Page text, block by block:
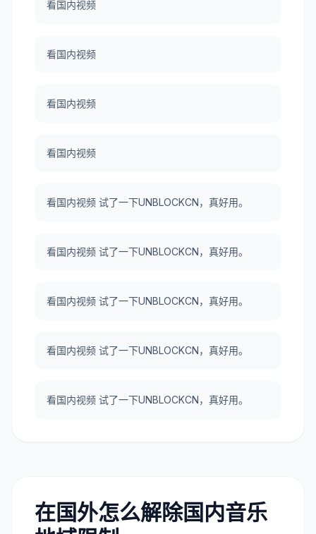
看国内视频
看国内视频
看国内视频
看国内视频
看国内视频 试了一下UNBLOCKCN，真好用。
看国内视频 试了一下UNBLOCKCN，真好用。
看国内视频 试了一下UNBLOCKCN，真好用。
看国内视频 试了一下UNBLOCKCN，真好用。
看国内视频 试了一下UNBLOCKCN，真好用。
在国外怎么解除国内音乐